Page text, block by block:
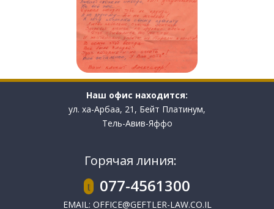
Наш офис находится:
ул. ха-Арбаа, 21, Бейт Платинум,
Тель-Авив-Яффо
Горячая линия:
077-4561300
EMAIL: OFFICE@GEFTLER-LAW.CO.IL